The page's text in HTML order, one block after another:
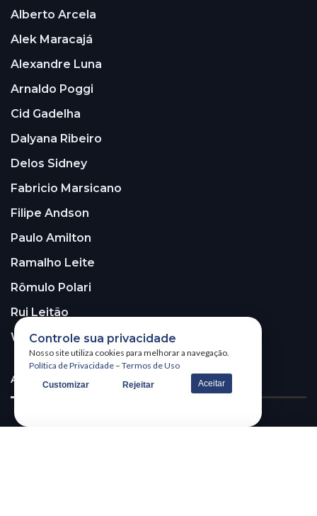
Alberto Arcela
Alek Maracajá
Alexandre Luna
Arnaldo Poggi
Cid Gadelha
Dalyana Ribeiro
Delos Sidney
Fabricio Marsicano
Filipe Andson
Paulo Amilton
Ramalho Leite
Rômulo Polari
Rui Leitão
Walter Santos
ASSINE A NOSSA NEWSLETTER!
Controle sua privacidade
Nosso site utiliza cookies para melhorar a navegação.
Política de Privacidade – Termos de Uso
Customizar Rejeitar Aceitar